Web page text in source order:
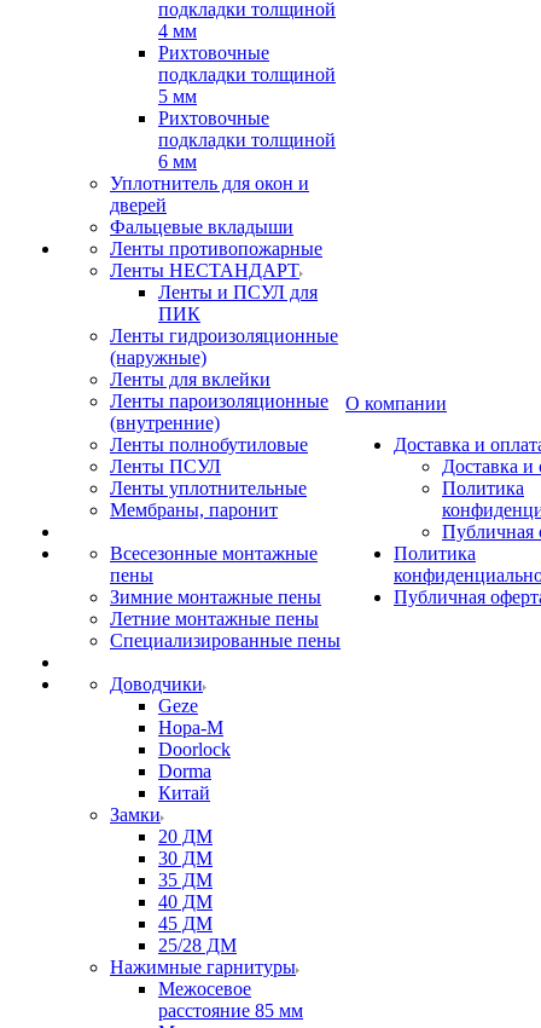
подкладки толщиной
4 мм
Рихтовочные
подкладки толщиной
5 мм
Рихтовочные
подкладки толщиной
6 мм
Уплотнитель для окон и
дверей
Фальцевые вкладыши
Ленты противопожарные
Ленты НЕСТАНДАРТ
Ленты и ПСУЛ для
ПИК
Ленты гидроизоляционные
(наружные)
Ленты для вклейки
Ленты пароизоляционные
(внутренние)
Ленты полнобутиловые
Ленты ПСУЛ
Ленты уплотнительные
Мембраны, паронит
Всесезонные монтажные
пены
Зимние монтажные пены
Летние монтажные пены
Специализированные пены
Доводчики
Geze
Нора-М
Doorlock
Dorma
Китай
Замки
20 ДМ
30 ДМ
35 ДМ
40 ДМ
45 ДМ
25/28 ДМ
Нажимные гарнитуры
Межосевое
расстояние 85 мм
О компании
Доставка и
Доставка и
Политика
Публичная
Политика
Публичная